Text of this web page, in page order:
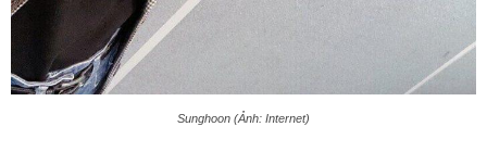
Sunghoon (Ảnh: Internet)